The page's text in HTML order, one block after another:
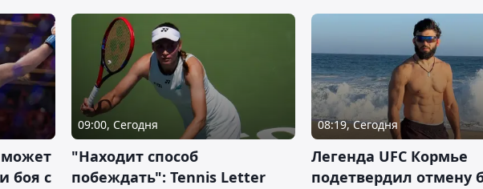
боя с
09:00, Сегодня
"Находит способ
побеждать": Tennis Letter
08:19, Сегодня
Легенда UFC Кормье
подетвердил отмену